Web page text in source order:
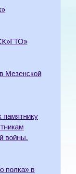
Мезенской
памятнику
войны.
полка» в